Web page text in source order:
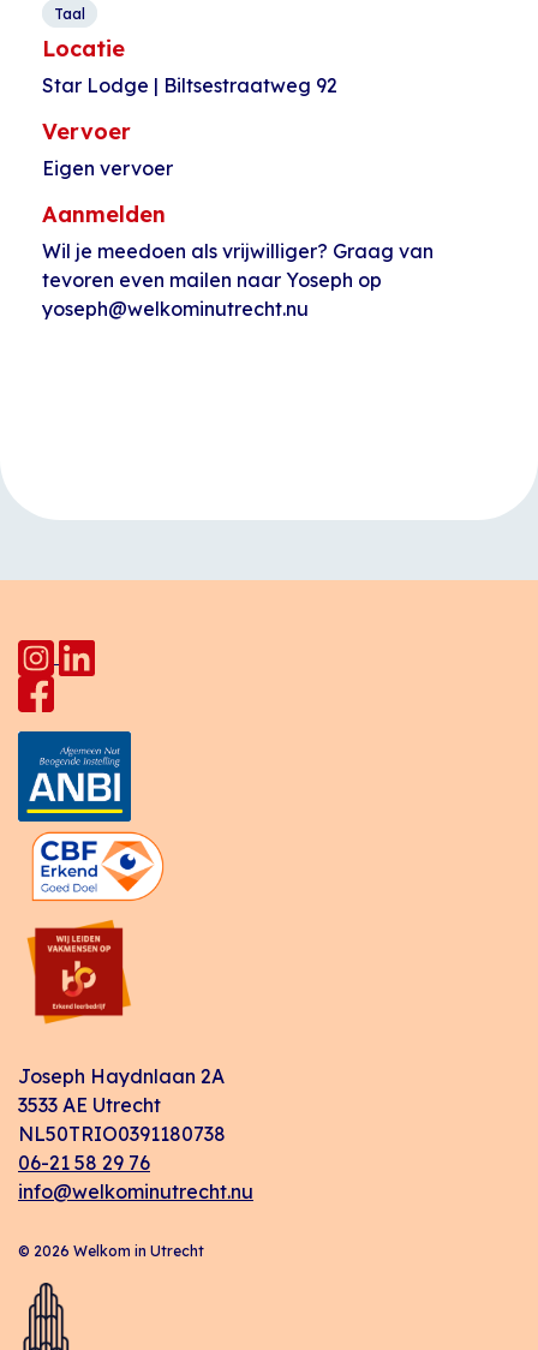
Taal
Locatie
Star Lodge | Biltsestraatweg 92
Vervoer
Eigen vervoer
Aanmelden
Wil je meedoen als vrijwilliger? Graag van
tevoren even mailen naar Yoseph op
yoseph@welkominutrecht.nu
Joseph Haydnlaan 2A
3533 AE Utrecht
NL50TRIO0391180738
06-21 58 29 76
info@welkominutrecht.nu
© 2026 Welkom in Utrecht